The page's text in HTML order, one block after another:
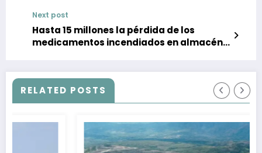
Next post
Hasta 15 millones la pérdida de los
medicamentos incendiados en almacén
RELATED POSTS